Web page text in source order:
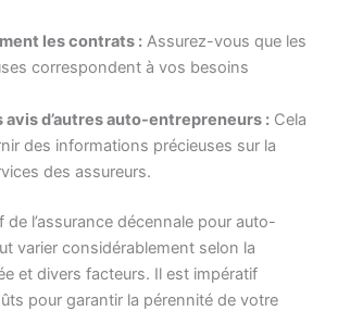
les contrats : Assurez-vous que les
correspondent à vos besoins
avis d’autres auto-entrepreneurs : Cela
des informations précieuses sur la
des assureurs.
de l’assurance décennale pour auto-
varier considérablement selon la
et divers facteurs. Il est impératif
pour garantir la pérennité de votre